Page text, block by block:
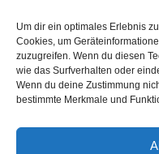
Um dir ein optimales Erlebnis
Cookies, um
zuzugreifen. Wenn du diesen
wie das Surfverhalten oder
Wenn du deine Zustimmung
bestimmte Merkmale und
Kontakt Presse